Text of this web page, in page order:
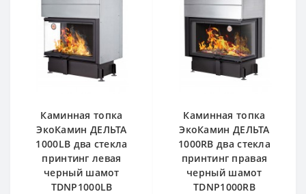
Каминная топка
ЭкоКамин ДЕЛЬТА
1000LB два стекла
принтинг левая
черный шамот
TDNP1000LB
Каминная топка
ЭкоКамин ДЕЛЬТА
1000RB два стекла
принтинг правая
черный шамот
TDNP1000RB